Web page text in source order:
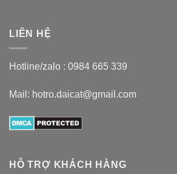
LIÊN HỆ
Hotline/zalo : 0984 665 339
Mail: hotro.daicat@gmail.com
HỖ TRỢ KHÁCH HÀNG